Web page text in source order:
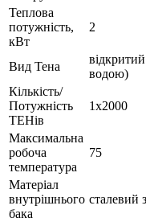
Теплова
потужність,
кВт
2
Вид Тена
водою)
Кількість/
Потужність
ТЕНів
1х2000
Максимальна
робоча
температура
75
Матеріал
внутрішнього
бака
сталевий